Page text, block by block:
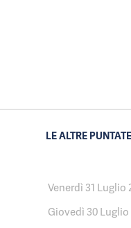
LE ALTRE
Venerdì 31 Luglio
Giovedì 30 Luglio